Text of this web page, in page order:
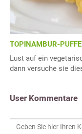
TOPINAMBUR-
Lust auf ein
dann versuche sie
User Kommentare